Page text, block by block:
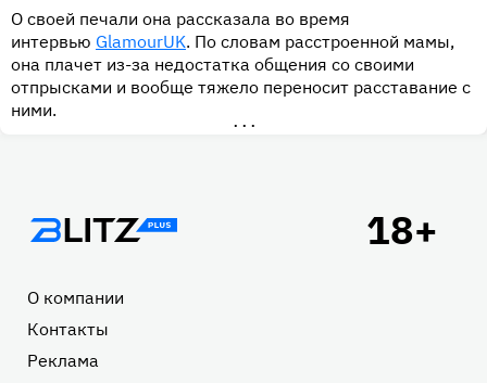
О своей печали она рассказала во время
интервью GlamourUK. По словам расстроенной мамы,
она плачет из-за недостатка общения со своими
отпрысками и вообще тяжело переносит расставание с
ними.
•••
Подвал
О компании
Контакты
Реклама